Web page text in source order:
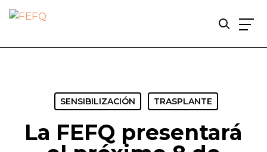
SENSIBILIZACIÓN TRASPLANTE
La FEFQ presentará